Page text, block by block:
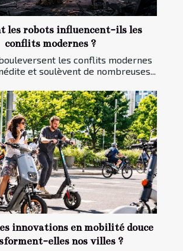
les robots influencent-ils les
conflits modernes ?
les conflits modernes
et soulèvent de nombreuses...
innovations en mobilité douce
elles nos villes ?